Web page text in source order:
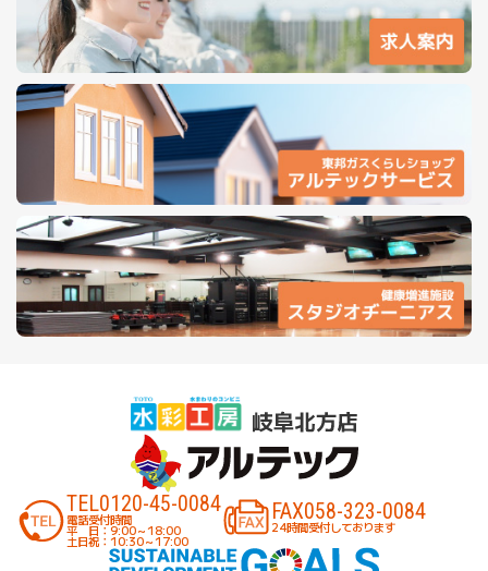
TEL0120-45-0084
電話受付時間
平 日：9:00～18:00
土日祝：10:30～17:00
FAX058-323-0084
24時間受付しております